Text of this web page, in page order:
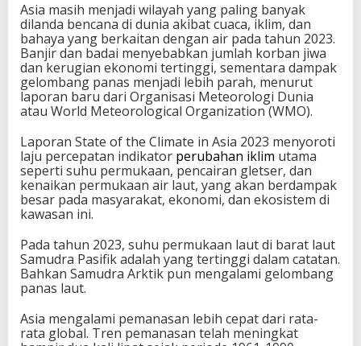
Asia masih menjadi wilayah yang paling banyak
dilanda bencana di dunia akibat cuaca, iklim, dan
bahaya yang berkaitan dengan air pada tahun 2023.
Banjir dan badai menyebabkan jumlah korban jiwa
dan kerugian ekonomi tertinggi, sementara dampak
gelombang panas menjadi lebih parah, menurut
laporan baru dari Organisasi Meteorologi Dunia
atau World Meteorological Organization (WMO).
Laporan State of the Climate in Asia 2023 menyoroti
laju percepatan indikator perubahan iklim utama
seperti suhu permukaan, pencairan gletser, dan
kenaikan permukaan air laut, yang akan berdampak
besar pada masyarakat, ekonomi, dan ekosistem di
kawasan ini.
Pada tahun 2023, suhu permukaan laut di barat laut
Samudra Pasifik adalah yang tertinggi dalam catatan.
Bahkan Samudra Arktik pun mengalami gelombang
panas laut.
Asia mengalami pemanasan lebih cepat dari rata-
rata global. Tren pemanasan telah meningkat